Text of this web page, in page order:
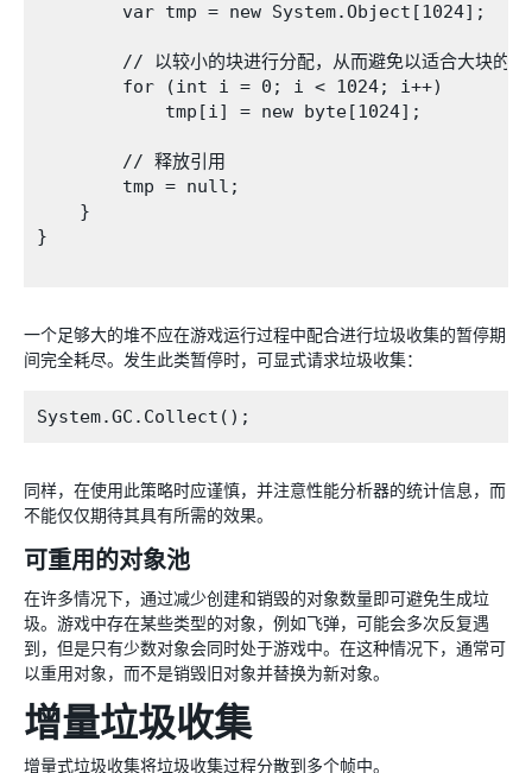
        var tmp = new System.Object[1024];
// 以较小的块进行分配，从而避免以适合大块的特
        for (int i = 0; i < 1024; i++)
            tmp[i] = new byte[1024];
        // 释放引用
        tmp = null;
    }
}
一个足够大的堆不应在游戏运行过程中配合进行垃圾收集的暂停期
间完全耗尽。发生此类暂停时，可显式请求垃圾收集：
同样，在使用此策略时应谨慎，并注意性能分析器的统计信息，而
不能仅仅期待其具有所需的效果。
可重用的对象池
在许多情况下，通过减少创建和销毁的对象数量即可避免生成垃
圾。游戏中存在某些类型的对象，例如飞弹，可能会多次反复遇
到，但是只有少数对象会同时处于游戏中。在这种情况下，通常可
以重用对象，而不是销毁旧对象并替换为新对象。
增量垃圾收集
增量式垃圾收集将垃圾收集过程分散到多个帧中。